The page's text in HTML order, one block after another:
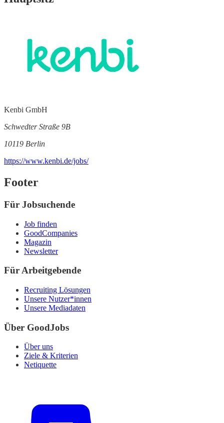
Kenbi GmbH
Schwedter Straße 9B
10119 Berlin
https://www.kenbi.de/jobs/
Footer
Für Jobsuchende
Job finden
GoodCompanies
Magazin
Newsletter
Für Arbeitgebende
Recruiting Lösungen
Unsere Nutzer*innen
Unsere Mediadaten
Über GoodJobs
Über uns
Ziele & Kriterien
Netiquette